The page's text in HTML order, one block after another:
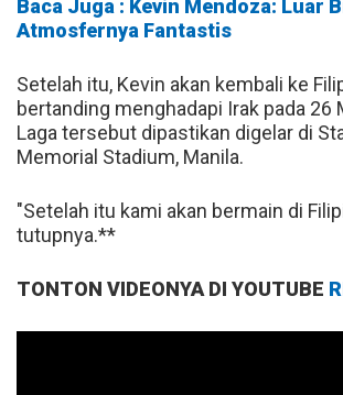
Baca Juga : Kevin Mendoza: Luar
Atmosfernya Fantastis
Setelah itu, Kevin akan kembali ke
bertanding menghadapi Irak pada 26
Laga tersebut dipastikan digelar di
Memorial Stadium, Manila.
"Setelah itu kami akan bermain di
tutupnya.**
TONTON VIDEONYA DI YOUTUBE